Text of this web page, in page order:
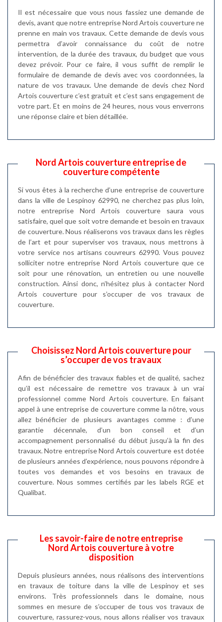
Il est nécessaire que vous nous fassiez une demande de
devis, avant que notre entreprise Nord Artois couverture ne
prenne en main vos travaux. Cette demande de devis vous
permettra d’avoir connaissance du coût de notre
intervention, de la durée des travaux, du budget que vous
devez prévoir. Pour ce faire, il vous suffit de remplir le
formulaire de demande de devis avec vos coordonnées, la
nature de vos travaux. Une demande de devis chez Nord
Artois couverture c’est gratuit et c’est sans engagement de
votre part. Et en moins de 24 heures, nous vous enverrons
une réponse claire et bien détaillée.
Nord Artois couverture entreprise de
couverture compétente
Si vous êtes à la recherche d’une entreprise de couverture
dans la ville de Lespinoy 62990, ne cherchez pas plus loin,
notre entreprise Nord Artois couverture saura vous
satisfaire, quel que soit votre demande et besoin en travaux
de couverture. Nous réaliserons vos travaux dans les règles
de l’art et pour superviser vos travaux, nous mettrons à
votre service nos artisans couvreurs 62990. Vous pouvez
solliciter notre entreprise Nord Artois couverture que ce
soit pour une rénovation, un entretien ou une nouvelle
construction. Ainsi donc, n’hésitez plus à contacter Nord
Artois couverture pour s’occuper de vos travaux de
couverture.
Choisissez Nord Artois couverture pour
s’occuper de vos travaux
Afin de bénéficier des travaux fiables et de qualité, sachez
qu’il est nécessaire de remettre vos travaux à un vrai
professionnel comme Nord Artois couverture. En faisant
appel à une entreprise de couverture comme la nôtre, vous
allez bénéficier de plusieurs avantages comme : d’une
garantie décennale, d’un bon conseil et d’un
accompagnement personnalisé du début jusqu’à la fin des
travaux. Notre entreprise Nord Artois couverture est dotée
de plusieurs années d’expérience, nous pouvons répondre à
toutes vos demandes et vos besoins en travaux de
couverture. Nous sommes certifiés par les labels RGE et
Qualibat.
Les savoir-faire de notre entreprise
Nord Artois couverture à votre
disposition
Depuis plusieurs années, nous réalisons des interventions
en travaux de toiture dans la ville de Lespinoy et ses
environs. Très professionnels dans le domaine, nous
sommes en mesure de s’occuper de tous vos travaux de
couverture, rassurez-vous, nous allons réaliser vos travaux